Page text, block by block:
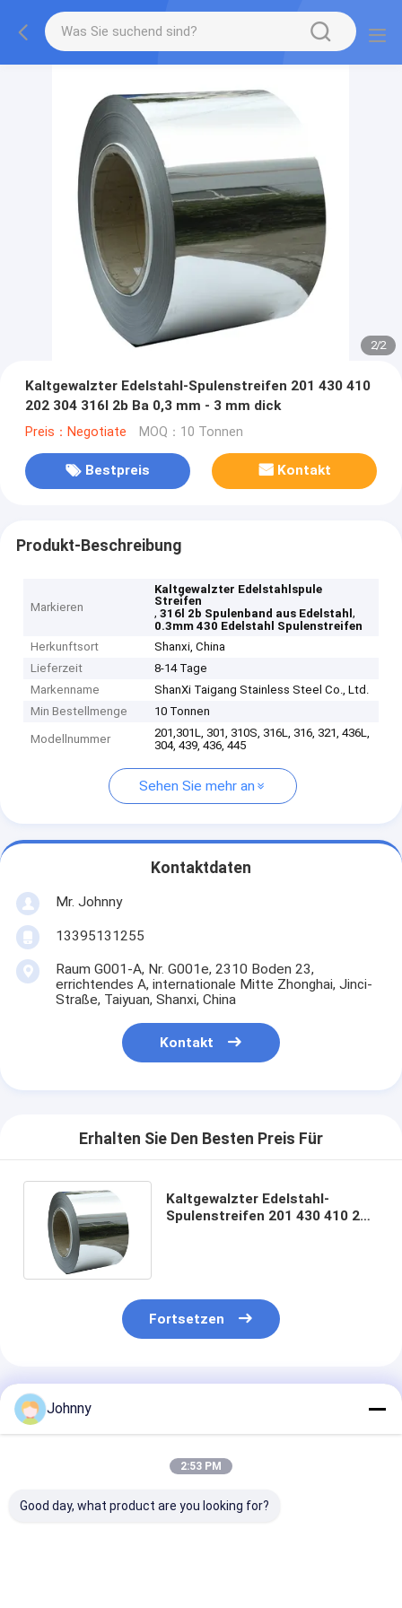
2/2
Kaltgewalzter Edelstahl-Spulenstreifen 201 430 410
202 304 316l 2b Ba 0,3 mm - 3 mm dick
Preis：Negotiate MOQ：10 Tonnen
Bestpreis Kontakt
Produkt-Beschreibung
Markieren
Kaltgewalzter Edelstahlspule
Streifen
,316l 2b Spulenband aus Edelstahl,
0.3mm 430 Edelstahl Spulenstreifen
Herkunftsort
Shanxi, China
Lieferzeit
8-14 Tage
Markenname
ShanXi Taigang Stainless Steel Co., Ltd.
Min Bestellmenge
10 Tonnen
Modellnummer
201,301L, 301, 310S, 316L, 316, 321, 436L,
304, 439, 436, 445
Sehen Sie mehr an
Kontaktdaten
Mr. Johnny
13395131255
Raum G001-A, Nr. G001e, 2310 Boden 23,
errichtendes A, internationale Mitte Zhonghai, Jinci-
Straße, Taiyuan, Shanxi, China
Kontakt
Erhalten Sie Den Besten Preis Für
Kaltgewalzter Edelstahl-
Spulenstreifen 201 430 410 202
Fortsetzen
Empfohlene Produkte
Johnny
2:53 PM
Good day, what product are you looking for?